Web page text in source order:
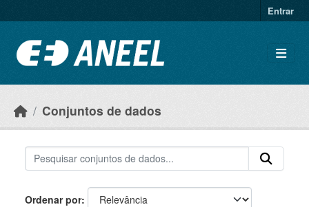
Entrar
Conjuntos de dados
Ordenar por